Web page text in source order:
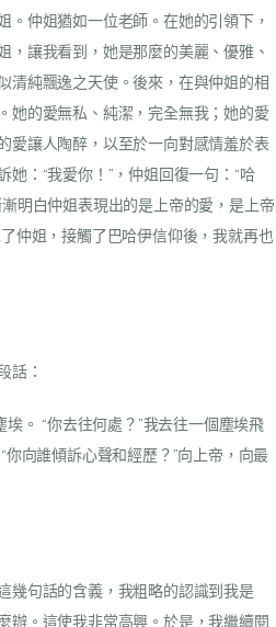
仲姐猶如一位老師。在她的引領下，
，讓我看到，她是那麼的美麗、優雅、
清純飄逸之天使。後來，在與仲姐的相
她的愛無私、純潔，完全無我；她的愛
愛讓人陶醉，以至於一向對感情羞於表
：“我愛你！”，仲姐回復一句：“哈
明白仲姐表現出的是上帝的愛，是上帝
仲姐，接觸了巴哈伊信仰後，我就再也
話：
埃。 “你去往何處？”我去往一個塵埃飛
“你向誰傾訴心聲和經歷？”向上帝，向最
幾句話的含義，我粗略的認識到我是
辦。這使我非常高興。於是，我繼續閱